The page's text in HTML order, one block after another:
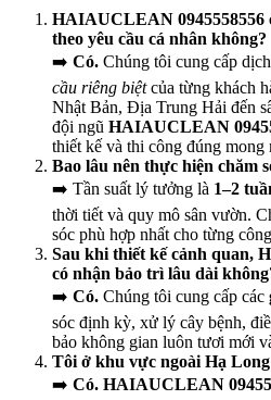
HAIAUCLEAN 0945558556
theo yêu cầu cá nhân không?
➡️ Có. Chúng tôi cung cấp
cầu riêng biệtcủa từng khách
Nhật Bản, Địa Trung Hải đến
đội ngũ HAIAUCLEAN
thiết kế và thi công đúng mong
Bao lâu nên thực hiện chăm
➡️ Tần suất lý tưởng là 1–2
thời tiết và quy mô sân vườn.
sóc phù hợp nhất cho từng
Sau khi thiết kế cảnh quan,
có nhận bảo trì lâu dài
➡️ Có. Chúng tôi cung cấp các
sóc định kỳ, xử lý cây bệnh,
bảo không gian luôn tươi mới
Tôi ở khu vực ngoài Hạ
➡️ Có. HAIAUCLEAN